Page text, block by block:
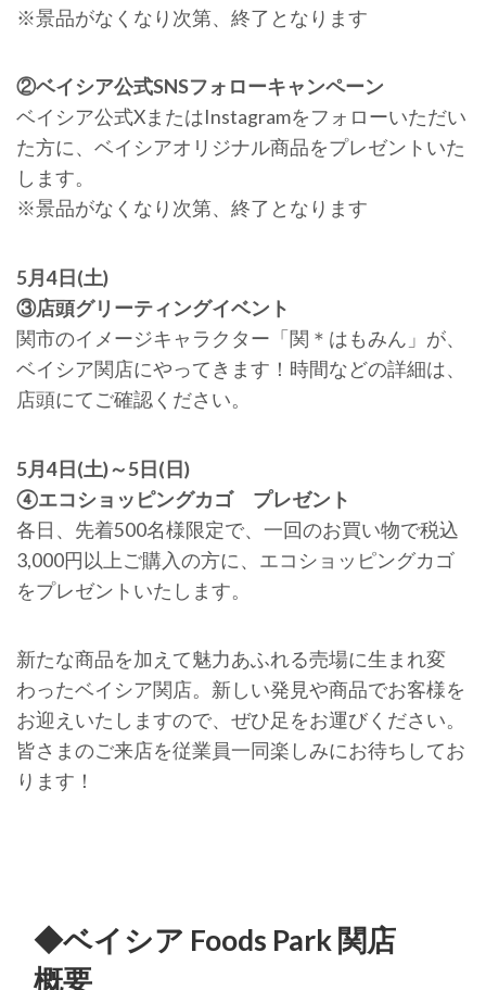
※景品がなくなり次第、終了となります
②ベイシア公式SNSフォローキャンペーン
ベイシア公式XまたはInstagramをフォローいただい
た方に、ベイシアオリジナル商品をプレゼントいた
します。
※景品がなくなり次第、終了となります
5月4日(土)
③店頭グリーティングイベント
関市のイメージキャラクター「関＊はもみん」が、
ベイシア関店にやってきます！時間などの詳細は、
店頭にてご確認ください。
5月4日(土)～5日(日)
④エコショッピングカゴ プレゼント
各日、先着500名様限定で、一回のお買い物で税込
3,000円以上ご購入の方に、エコショッピングカゴ
をプレゼントいたします。
新たな商品を加えて魅力あふれる売場に生まれ変
わったベイシア関店。新しい発見や商品でお客様を
お迎えいたしますので、ぜひ足をお運びください。
皆さまのご来店を従業員一同楽しみにお待ちしてお
ります！
◆ベイシア Foods Park 関店
概要